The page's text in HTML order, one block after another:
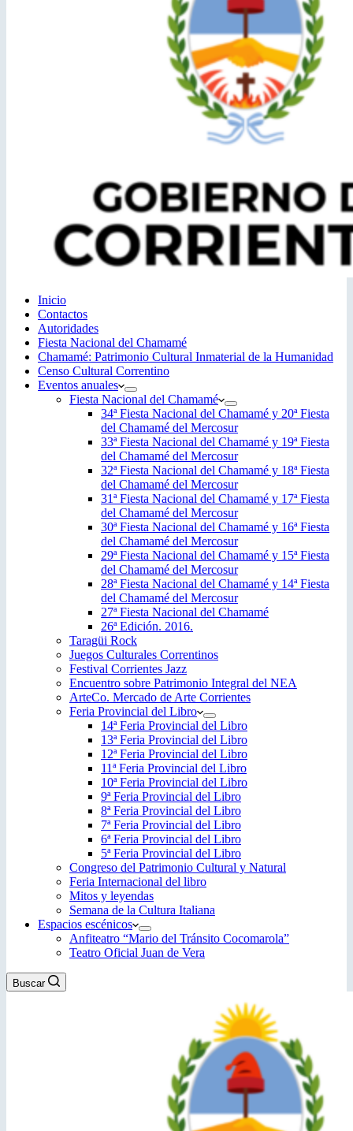
Inicio
Contactos
Autoridades
Fiesta Nacional del Chamamé
Chamamé: Patrimonio Cultural Inmaterial de la Humanidad
Censo Cultural Correntino
Eventos anuales
Fiesta Nacional del Chamamé
34ª Fiesta Nacional del Chamamé y 20ª Fiesta
del Chamamé del Mercosur
33ª Fiesta Nacional del Chamamé y 19ª Fiesta
del Chamamé del Mercosur
32ª Fiesta Nacional del Chamamé y 18ª Fiesta
del Chamamé del Mercosur
31ª Fiesta Nacional del Chamamé y 17ª Fiesta
del Chamamé del Mercosur
30ª Fiesta Nacional del Chamamé y 16ª Fiesta
del Chamamé del Mercosur
29ª Fiesta Nacional del Chamamé y 15ª Fiesta
del Chamamé del Mercosur
28ª Fiesta Nacional del Chamamé y 14ª Fiesta
del Chamamé del Mercosur
27ª Fiesta Nacional del Chamamé
26ª Edición. 2016.
Taragüi Rock
Juegos Culturales Correntinos
Festival Corrientes Jazz
Encuentro sobre Patrimonio Integral del NEA
ArteCo. Mercado de Arte Corrientes
Feria Provincial del Libro
14ª Feria Provincial del Libro
13ª Feria Provincial del Libro
12ª Feria Provincial del Libro
11ª Feria Provincial del Libro
10ª Feria Provincial del Libro
9ª Feria Provincial del Libro
8ª Feria Provincial del Libro
7ª Feria Provincial del Libro
6ª Feria Provincial del Libro
5ª Feria Provincial del Libro
Congreso del Patrimonio Cultural y Natural
Feria Internacional del libro
Mitos y leyendas
Semana de la Cultura Italiana
Espacios escénicos
Anfiteatro “Mario del Tránsito Cocomarola”
Teatro Oficial Juan de Vera
Buscar